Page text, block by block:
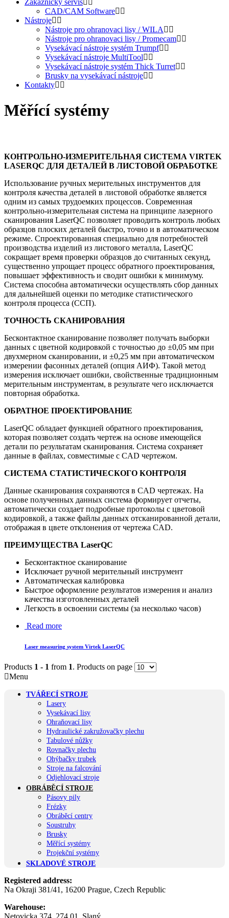
Zákaznický servis
CAD/CAM Software
Nástroje
Nástroje pro ohranovaci lisy / WILA
Nástroje pro ohranovaci lisy / Promecam
Vysekávací nástroje systém Trumpf
Vysekávací nástroje MultiTool
Vysekávací nástroje systém Thick Turret
Brusky na vysekávací nástroje
Kontakty
Měřící systémy
КОНТРОЛЬНО-ИЗМЕРИТЕЛЬНАЯ СИСТЕМА VIRTEK
LASERQC ДЛЯ ДЕТАЛЕЙ В ЛИСТОВОЙ ОБРАБОТКЕ
Использование ручных мерительных инструментов для
контроля качества деталей в листовой обработке является
одним из самых трудоемких процессов. Cовременная
контрольно-измерительная система на принципе лазерного
сканирования LaserQC позволяет проводить контроль любых
образцов плоских деталей быстро, точно и в автоматическом
режиме. Спроектированная специально для потребностей
производства изделий из листового металла, LaserQC
сокращает время проверки образцов до считанных секунд,
существенно упрощает процесс обратного проектирования,
повышает эффективность и сводит ошибки к минимуму.
Система способна автоматически осуществлять сбор данных
для дальнейшей оценки по методике статистического
контроля процесса (ССП).
ТОЧНОСТЬ СКАНИРОВАНИЯ
Бесконтактное сканирование позволяет получать выборки
данных с цветной кодировкой с точностью до ±0,05 мм при
двухмерном сканировании, и ±0,25 мм при автоматическом
измерении фасонных деталей (опция АИФ). Такой метод
измерения исключает ошибки, свойственные традиционным
мерительным инструментам, в результате чего исключается
повторная обработка.
ОБРАТНОЕ ПРОЕКТИРОВАНИЕ
LaserQC обладает функцией обратного проектирования,
которая позволяет создать чертеж на основе имеющейся
детали по результатам сканирования. Система сохраняет
данные в файлах, совместимые с CAD чертежом.
СИСТЕМА СТАТИСТИЧЕСКОГО КОНТРОЛЯ
Данные сканирования сохраняются в CAD чертежах. На
основе полученных данных система формирует отчеты,
автоматически создает подробные протоколы с цветовой
кодировкой, а также файлы данных отсканированной детали,
отображая в цвете отклонения от чертежа CAD.
ПРЕИМУЩЕСТВА LaserQC
Бесконтактное сканирование
Исключает ручной мерительный инструмент
Автоматическая калибровка
Быстрое оформление результатов измерения и анализ
качества изготовленных деталей
Легкость в освоении системы (за несколько часов)
Read more
Laser measuring system Virtek LaserQC
Products 1 - 1 from 1. Products on page
Menu
TVÁŘECÍ STROJE
Lasery
Vysekávací lisy
Ohraňovací lisy
Hydraulické zakružovačky plechu
Tabulové nůžky
Rovnačky plechu
Ohýbačky trubek
Stroje na falcování
Odjehlovací stroje
OBRÁBĚCÍ STROJE
Pásovy pily
Frézky
Obráběcí centry
Soustruhy
Brusky
Měřící systémy
Projekční systémy
SKLADOVÉ STROJE
Registered address:
Na Okraji 381/41, 16200 Prague, Czech Republic
Warehouse:
Netovicka 374, 274 01, Slaný